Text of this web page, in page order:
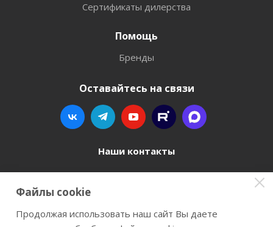
Сертификаты дилерства
Помощь
Бренды
Оставайтесь на связи
Наши контакты
8 800 77-00-962
Файлы cookie
Продолжая использовать наш сайт Вы даете